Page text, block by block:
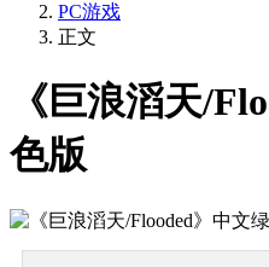
PC游戏
正文
《巨浪滔天/
色版